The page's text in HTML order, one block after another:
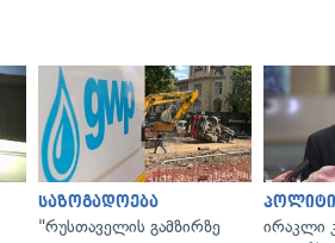
საზოგადოება
"რუსთაველის გამზირზე
ირაკლი